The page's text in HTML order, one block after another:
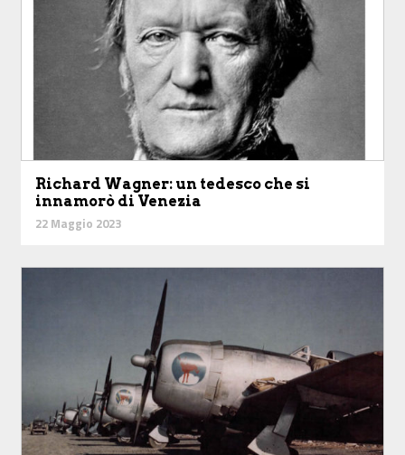
Richard Wagner: un tedesco che si
innamorò di Venezia
22 Maggio 2023